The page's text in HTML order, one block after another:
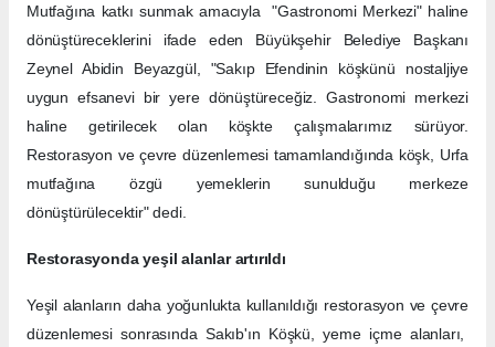
Mutfağına katkı sunmak amacıyla "Gastronomi Merkezi" haline
dönüştüreceklerini ifade eden Büyükşehir Belediye Başkanı
Zeynel Abidin Beyazgül, "Sakıp Efendinin köşkünü nostaljiye
uygun efsanevi bir yere dönüştüreceğiz. Gastronomi merkezi
haline getirilecek olan köşkte çalışmalarımız sürüyor.
Restorasyon ve çevre düzenlemesi tamamlandığında köşk, Urfa
mutfağına özgü yemeklerin sunulduğu merkeze
dönüştürülecektir" dedi.
Restorasyonda yeşil alanlar artırıldı
Yeşil alanların daha yoğunlukta kullanıldığı restorasyon ve çevre
düzenlemesi sonrasında Sakıb'ın Köşkü, yeme içme alanları,